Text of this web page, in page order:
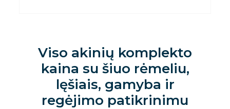
Viso akinių komplekto
kaina su šiuo rėmeliu,
lęšiais, gamyba ir
regėjimo patikrinimu